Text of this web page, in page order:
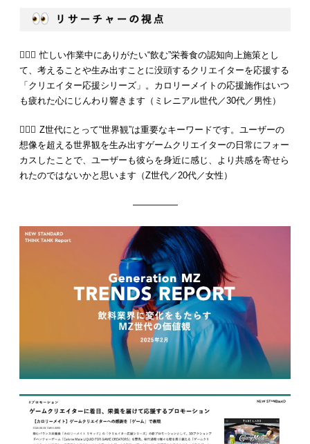
💁🏻‍♂️ 忙しい作業中にありがたい“飲む”栄養食の認知向上施策とし
て、考えることや生み出すことに没頭するクリエイターを応援する
「クリエイター応援シリーズ」。カロリーメイトの応援施作はいつ
も疲れた心にじんわり響きます（ミレニアル世代／30代／男性）
💁🏻‍♀️ Z世代にとって“世界観”は重要なキーワードです。ユーザーの
想像を超える世界観を生み出すゲームクリエイターの日常にフォー
カスしたことで、ユーザーも彼らを身近に感じ、より共感を寄せら
れたのではないかと思います（Z世代／20代／女性）
—————